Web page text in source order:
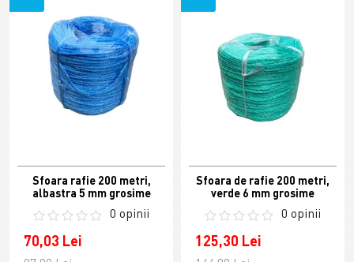
Sfoara rafie 200 metri,
albastra 5 mm grosime
0 opinii
70,03 Lei
Sfoara de rafie 200 metri,
verde 6 mm grosime
0 opinii
125,30 Lei